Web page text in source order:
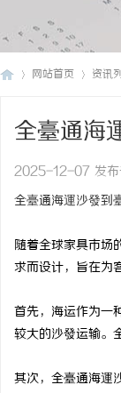
网站首页 资讯
全臺通海
2025-12-07 发布
全臺通海運沙發到
随着全球家具市场
求而设计，旨在为
首先，海运作为一
较大的沙發运输。
其次，全臺通海運